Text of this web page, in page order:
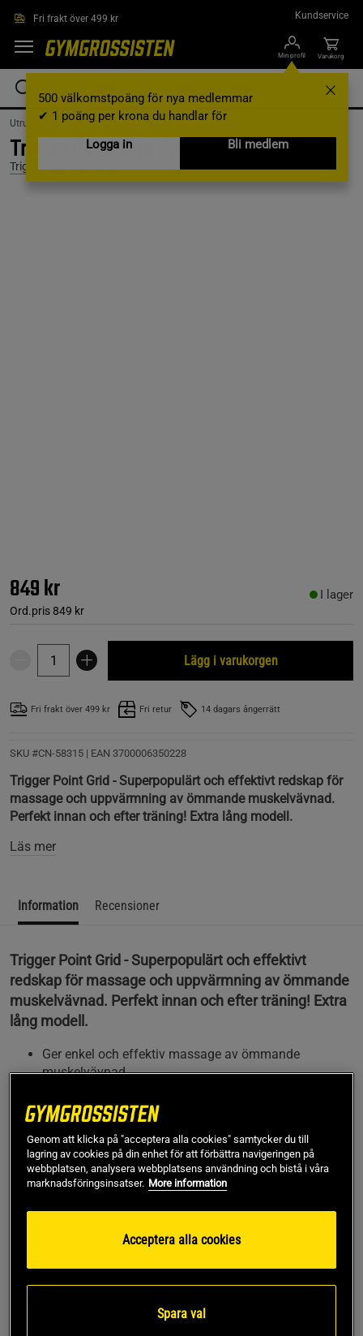
Fri frakt över 499 kr Kundservice
Min profil
500 välkomstpoäng för nya medlemmar
✔ 1 poäng per krona du handlar för
Logga in
Bli medlem
Varukorg
Utrustning & Tillbehör / Massageredskap /Foam rollers & Trigger rollers
Trigger Point Grid 2.0 lång
Trigger Point Therapy
849 kr
Ord.pris 849 kr
I lager
Lägg i varukorgen
Fri frakt över 499 kr Fri retur 14 dagars ångerrätt
SKU #CN-58315 | EAN 3700006350228
Trigger Point Grid - Superpopulärt och effektivt redskap för
massage och uppvärmning av ömmande muskelvävnad.
Perfekt innan och efter träning! Extra lång modell.
Läs mer
Information Recensioner
Trigger Point Grid - Superpopulärt och effektivt
redskap för massage och uppvärmning av ömmande
muskelvävnad. Perfekt innan och efter träning! Extra
lång modell.
Ger enkel och effektiv massage av ömmande
muskelvävnad
Återställer rörelseförmåga hos lederna
Lätt att ta med, enkel att använda
Längd: 66 cm
Genom att klicka på "acceptera alla cookies" samtycker du till
lagring av cookies på din enhet för att förbättra navigeringen på
webbplatsen, analysera webbplatsens användning och bistå i våra
marknadsföringsinsatser. More information
Acceptera alla cookies
Spara val